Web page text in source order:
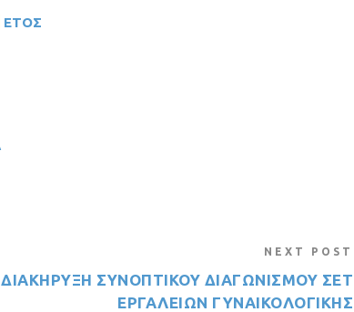
ΕΤΟΣ
NEXT POST
ΔΙΑΚΗΡΥΞΗ ΣΥΝΟΠΤΙΚΟΥ ΔΙΑΓΩΝΙΣΜΟΥ ΣΕΤ
ΕΡΓΑΛΕΙΩΝ ΓΥΝΑΙΚΟΛΟΓΙΚΗΣ